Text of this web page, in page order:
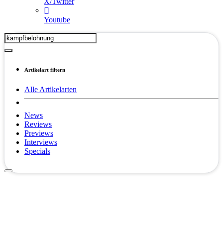
Youtube
Artikelart filtern
Alle Artikelarten
News
Reviews
Previews
Interviews
Specials